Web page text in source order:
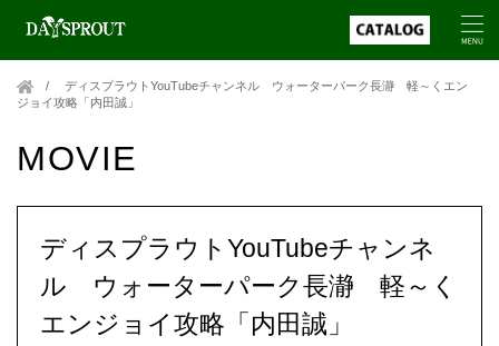
ディスプラウトYouTubeチャンネル ウォーターパーク長瀞 軽～くエン
ジョイ攻略「内田誠」
MOVIE
ディスプラウトYouTubeチャンネ
ル ウォーターパーク長瀞 軽～く
エンジョイ攻略「内田誠」